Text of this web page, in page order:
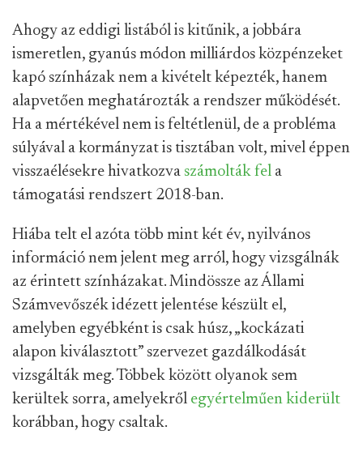
Ahogy az eddigi listából is kitűnik, a jobbára
ismeretlen, gyanús módon milliárdos közpénzeket
kapó színházak nem a kivételt képezték, hanem
alapvetően meghatározták a rendszer működését.
Ha a mértékével nem is feltétlenül, de a probléma
súlyával a kormányzat is tisztában volt, mivel éppen
visszaélésekre hivatkozva számolták fel a
támogatási rendszert 2018-ban.
Hiába telt el azóta több mint két év, nyilvános
információ nem jelent meg arról, hogy vizsgálnák
az érintett színházakat. Mindössze az Állami
Számvevőszék idézett jelentése készült el,
amelyben egyébként is csak húsz, „kockázati
alapon kiválasztott” szervezet gazdálkodását
vizsgálták meg. Többek között olyanok sem
kerültek sorra, amelyekről egyértelműen kiderült
korábban, hogy csaltak.